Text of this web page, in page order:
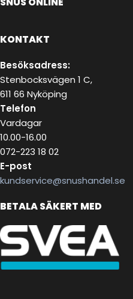
KONTAKT
Besöksadress:
Stenbocksvägen 1 C,
611 66 Nyköping
Telefon
Vardagar
10.00-16.00
072-223 18 02
E-post
kundservice@snushandel.se
BETALA SÄKERT MED